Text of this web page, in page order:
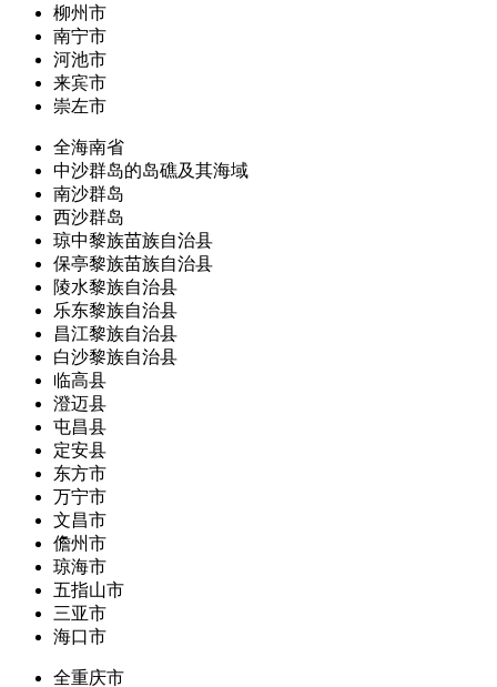
柳州市
南宁市
河池市
来宾市
崇左市
全海南省
中沙群岛的岛礁及其海域
南沙群岛
西沙群岛
琼中黎族苗族自治县
保亭黎族苗族自治县
陵水黎族自治县
乐东黎族自治县
昌江黎族自治县
白沙黎族自治县
临高县
澄迈县
屯昌县
定安县
东方市
万宁市
文昌市
儋州市
琼海市
五指山市
三亚市
海口市
全重庆市